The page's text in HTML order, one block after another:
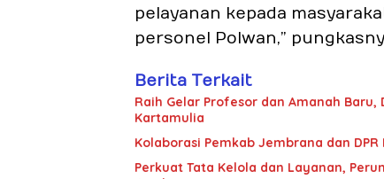
pelayanan kepada
personel Polwan,”
Berita Terkait
Raih Gelar Profesor dan Amanah
Kartamulia
Kolaborasi Pemkab Jembrana dan
Perkuat Tata Kelola dan Layanan,